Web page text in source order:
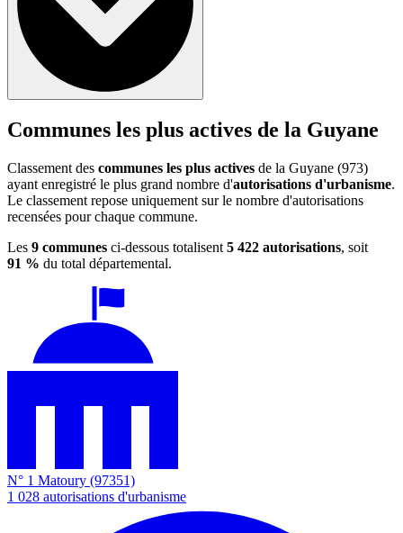
Communes les plus actives de la Guyane
Classement des communes les plus actives de la Guyane (973)
ayant enregistré le plus grand nombre d'autorisations d'urbanisme.
Le classement repose uniquement sur le nombre d'autorisations
recensées pour chaque commune.
Les 9 communes ci-dessous totalisent 5 422 autorisations, soit
91 % du total départemental.
N° 1 Matoury (97351)
1 028 autorisations d'urbanisme